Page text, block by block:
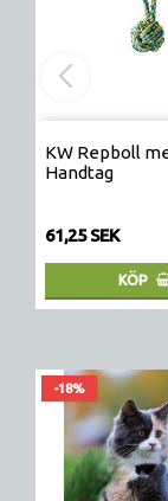
KW Repboll
Handtag
61,25 SEK
KÖP
-18%